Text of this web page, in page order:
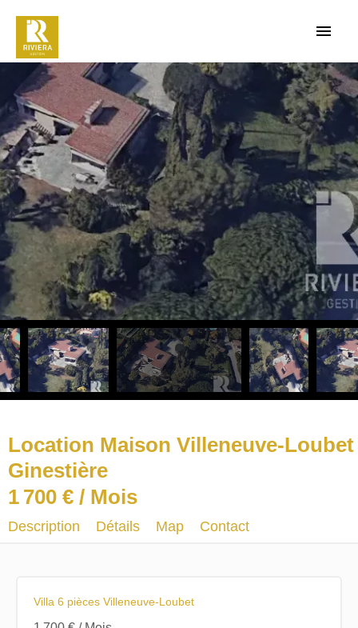
Location Maison Villeneuve-Loubet
Ginestière
1 700 € / Mois
Description Détails Map Contact
Villa 6 pièces Villeneuve-Loubet